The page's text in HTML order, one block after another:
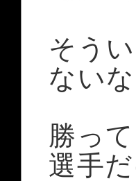
そう
ない
勝っ
選手だ